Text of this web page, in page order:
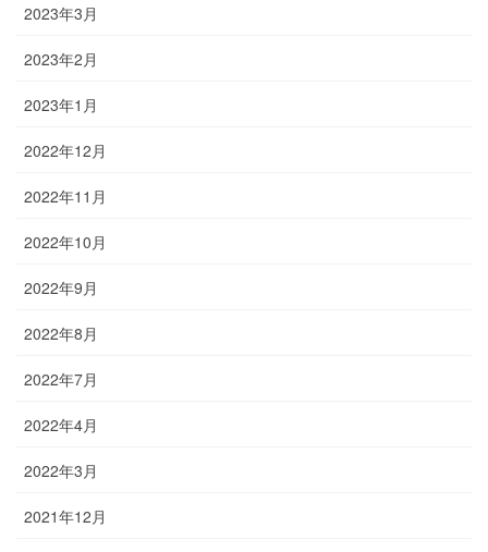
2023年3月
2023年2月
2023年1月
2022年12月
2022年11月
2022年10月
2022年9月
2022年8月
2022年7月
2022年4月
2022年3月
2021年12月